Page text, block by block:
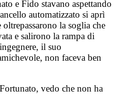
e Fido stavano aspettando
automatizzato si aprì
la soglia che
e salirono la rampa di
il suo
non faceva ben
vedo che non ha